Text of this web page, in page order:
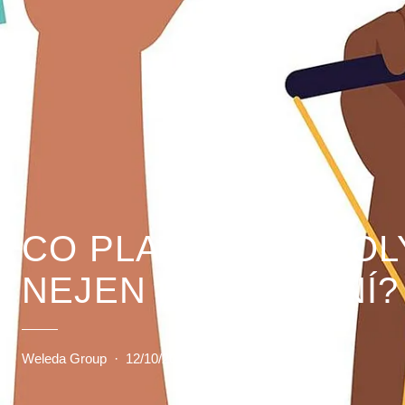
CO PLATÍ NA
NEJEN PO CVIČENÍ?
Weleda Group · 12/10/2025